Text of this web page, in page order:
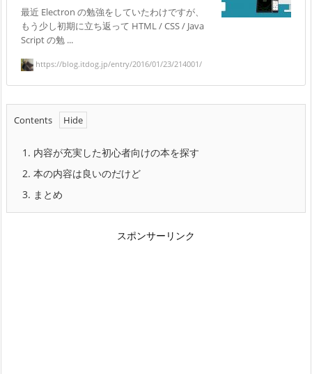
最近 Electron の勉強をしていたわけですが、
もう少し初期に立ち返って HTML / CSS / Java
Script の勉 ...
https://blog.itdog.jp/entry/2016/01/23/214001/
Contents
1. 内容が充実した初心者向けの本を探す
2. 本の内容は良いのだけど
3. まとめ
スポンサーリンク